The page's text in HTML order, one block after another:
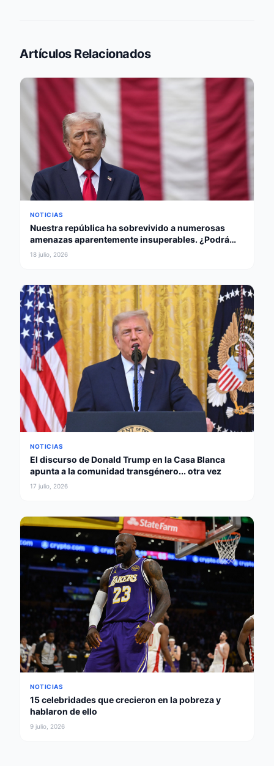
Artículos Relacionados
NOTICIAS
Nuestra república ha sobrevivido a numerosas
amenazas aparentemente insuperables. ¿Podrá
sobrevivir a Donald Trump?
18 julio, 2026
NOTICIAS
El discurso de Donald Trump en la Casa Blanca
apunta a la comunidad transgénero... otra vez
17 julio, 2026
NOTICIAS
15 celebridades que crecieron en la pobreza y
hablaron de ello
9 julio, 2026